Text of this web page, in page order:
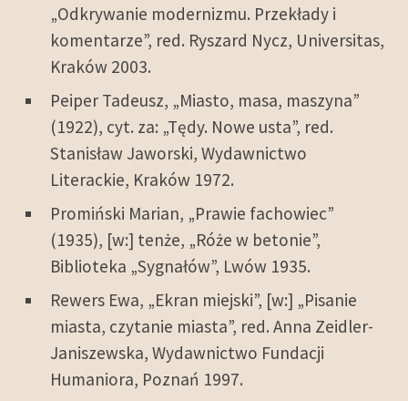
„Odkrywanie modernizmu. Przekłady i
komentarze”, red. Ryszard Nycz, Universitas,
Kraków 2003.
Peiper Tadeusz, „Miasto, masa, maszyna”
(1922), cyt. za: „Tędy. Nowe usta”, red.
Stanisław Jaworski, Wydawnictwo
Literackie, Kraków 1972.
Promiński Marian, „Prawie fachowiec”
(1935), [w:] tenże, „Róże w betonie”,
Biblioteka „Sygnałów”, Lwów 1935.
Rewers Ewa, „Ekran miejski”, [w:] „Pisanie
miasta, czytanie miasta”, red. Anna Zeidler-
Janiszewska, Wydawnictwo Fundacji
Humaniora, Poznań 1997.